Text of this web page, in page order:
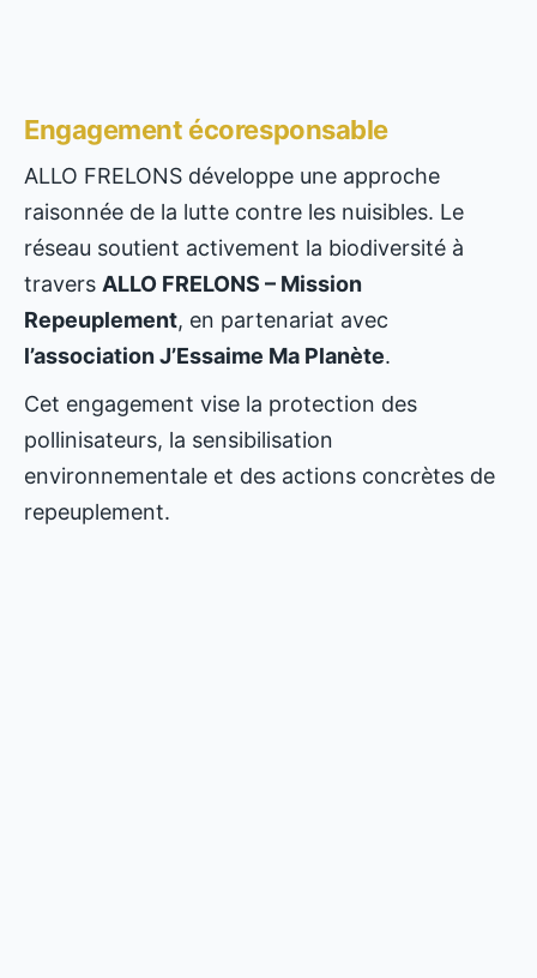
Engagement écoresponsable
ALLO FRELONS développe une approche
raisonnée de la lutte contre les nuisibles. Le
réseau soutient activement la biodiversité à
travers ALLO FRELONS – Mission
Repeuplement, en partenariat avec
l’association J’Essaime Ma Planète.
Cet engagement vise la protection des
pollinisateurs, la sensibilisation
environnementale et des actions concrètes de
repeuplement.